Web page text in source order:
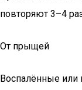
повторяют 3–4
От прыщей
Воспалённые